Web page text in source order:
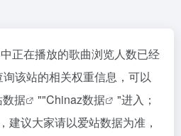
正在播放的歌曲浏览人数已经
该站的相关权重信息，可以
据 ""Chinaz数据
"进入；
建议大家请以爱站数据为准，